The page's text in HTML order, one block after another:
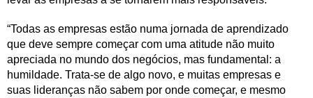
“Todas as empresas estão numa jornada de aprendizado
que deve sempre começar com uma atitude não muito
apreciada no mundo dos negócios, mas fundamental: a
humildade. Trata-se de algo novo, e muitas empresas e
suas lideranças não sabem por onde começar, e mesmo